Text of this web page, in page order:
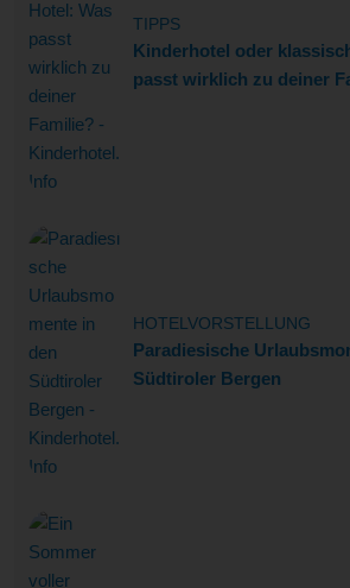
TIPPS
Kinderhotel oder
passt wirklich zu deiner
HOTELVORSTELLUNG
Paradiesische
Südtiroler Bergen